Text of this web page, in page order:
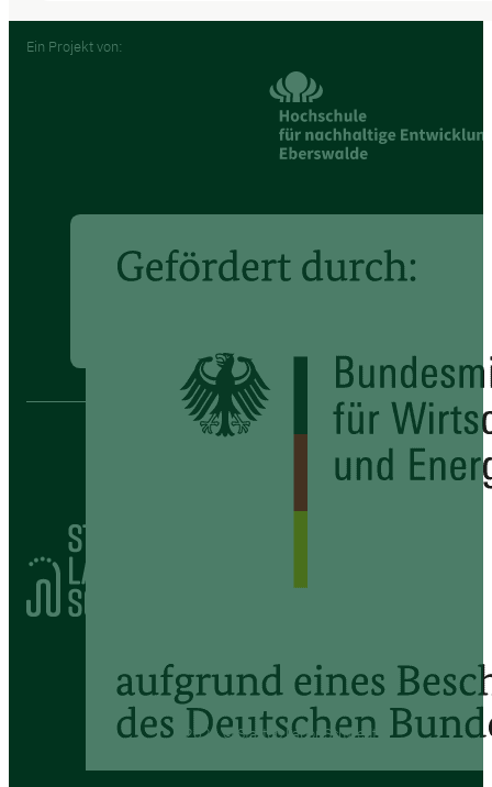
Footer
Ein Projekt von:
2026 © Startup Labor Schwedt